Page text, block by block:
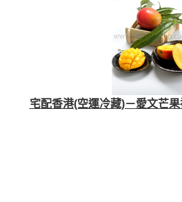
宅配香港(空運冷藏)－愛文芒